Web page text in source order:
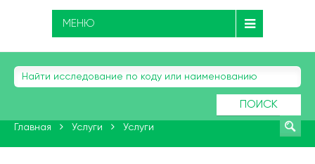
МЕНЮ
ПОИСК
Главная Услуги Услуги